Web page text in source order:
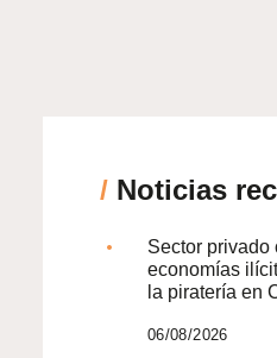
/ Noticias
Sector privado
economías
la piratería en
06/08/2026